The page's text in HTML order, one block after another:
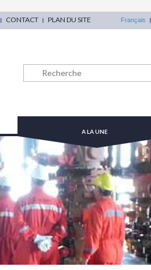
Français
CONTACT PLAN DU SITE
A LA UNE